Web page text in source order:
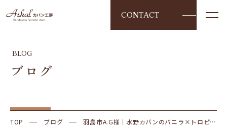
CONTACT
BLOG
ブログ
TOP ブログ
羽島市A.G様｜水野カバンのバニラ×トロピカ